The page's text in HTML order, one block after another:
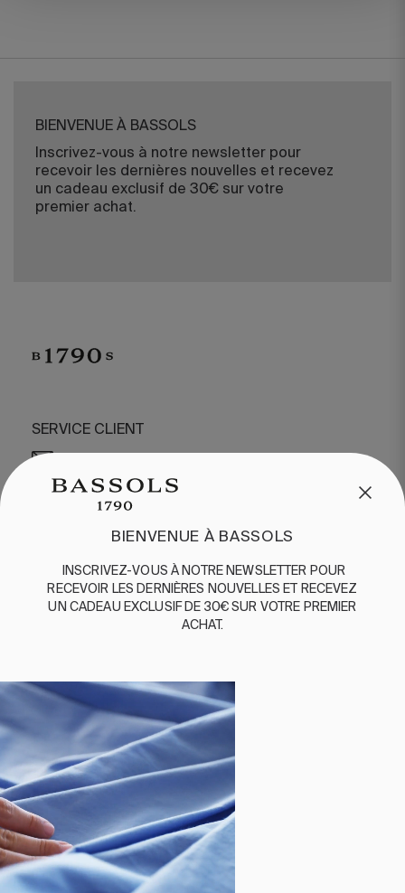
BIENVENUE À BASSOLS
Inscrivez-vous à notre newsletter pour
recevoir les dernières nouvelles et recevez
un cadeau exclusif de 30€ sur votre
premier achat.
BASSOLS
SERVICE CLIENT
QUESTIONS FRÉQUENTES
EXPÉDITION ET RETOURS
ESPAÑOL / FRANÇAIS
©2026 COPYRIGHT © 2013-PRESENT MAGENTO, INC. ALL
RIGHTS RESERVED.
TERMES ET CONDITIONS POLITIQUE DE CONFIDENTIALITÉ
SUIVEZ-NOUS
BIENVENUE À BASSOLS
INSCRIVEZ-VOUS À NOTRE NEWSLETTER POUR
RECEVOIR LES DERNIÈRES NOUVELLES ET RECEVEZ
UN CADEAU EXCLUSIF DE 30€SUR VOTRE PREMIER
ACHAT.